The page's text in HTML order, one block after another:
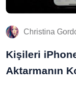
Christina
Kişileri
Aktarmanın